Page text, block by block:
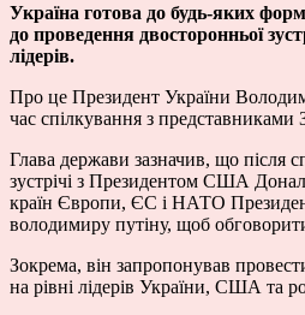
Україна готова до будь-яких
до проведення двосторонньої
лідерів.
Про це Президент України
час спілкування з
Глава держави зазначив, що після
зустрічі з Президентом США
країн Європи, ЄС і НАТО
володимиру путіну, щоб
Зокрема, він запропонував
на рівні лідерів України, США та